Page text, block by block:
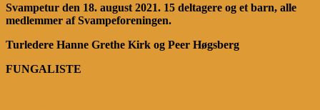
Svampetur den 18. august 2021. 15 deltagere og et barn, alle
medlemmer af Svampeforeningen.
Turledere Hanne Grethe Kirk og Peer Høgsberg
FUNGALISTE